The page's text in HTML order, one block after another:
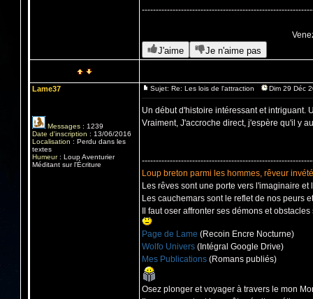
J'aime Je n'aime pas
Lame37
Messages : 1239
Date d'inscription : 13/06/2016
Localisation : Perdu dans les
textes
Humeur: Loup Aventurier
Méditant sur l'Écriture
Sujet: Re: Les lois de l'attraction Dim 29 Déc
Un début d'histoire intéressant et intriguant.
Vraiment, J'accroche direct, j'espère qu'il y
Loup breton parmi les hommes, rêveur
Les rêves sont une porte vers l'imaginaire
Les cauchemars sont le reflet de nos peurs
Il faut oser affronter ses démons et
Page de Lame (Recoin Encre Nocturne)
Wolfo Univers (Intégral Google Drive)
Mes Publications (Romans publiés)
Osez plonger et voyager à travers le mon